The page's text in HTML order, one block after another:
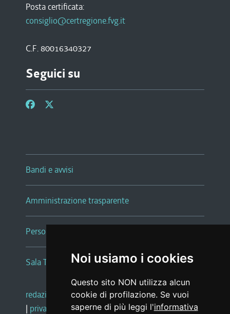
Noi usiamo i cookies
Questo sito NON utilizza alcun
cookie di profilazione. Se vuoi
saperne di più leggi l'informativa
Posta certificata:
consiglio@certregione.fvg.it
C.F. 80016340327
Seguici su
Bandi e avvisi
Amministrazione trasparente
Persone e Uffici
Sala Tiziano Tessitori
redazione web |note legali |glossario
| privacy social media policy